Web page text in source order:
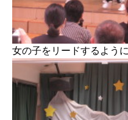
女の子をリードするよう